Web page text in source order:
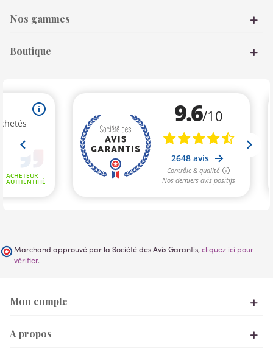
Nos gammes
Boutique
Marchand approuvé par la Société des Avis Garantis, cliquez ici pour
vérifier.
Mon compte
A propos